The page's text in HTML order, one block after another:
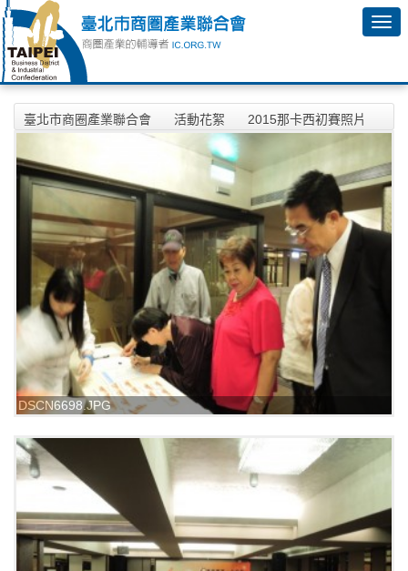
臺北市商圈產業聯合會 活動花絮 2015那卡西初賽照片
DSCN6698.JPG